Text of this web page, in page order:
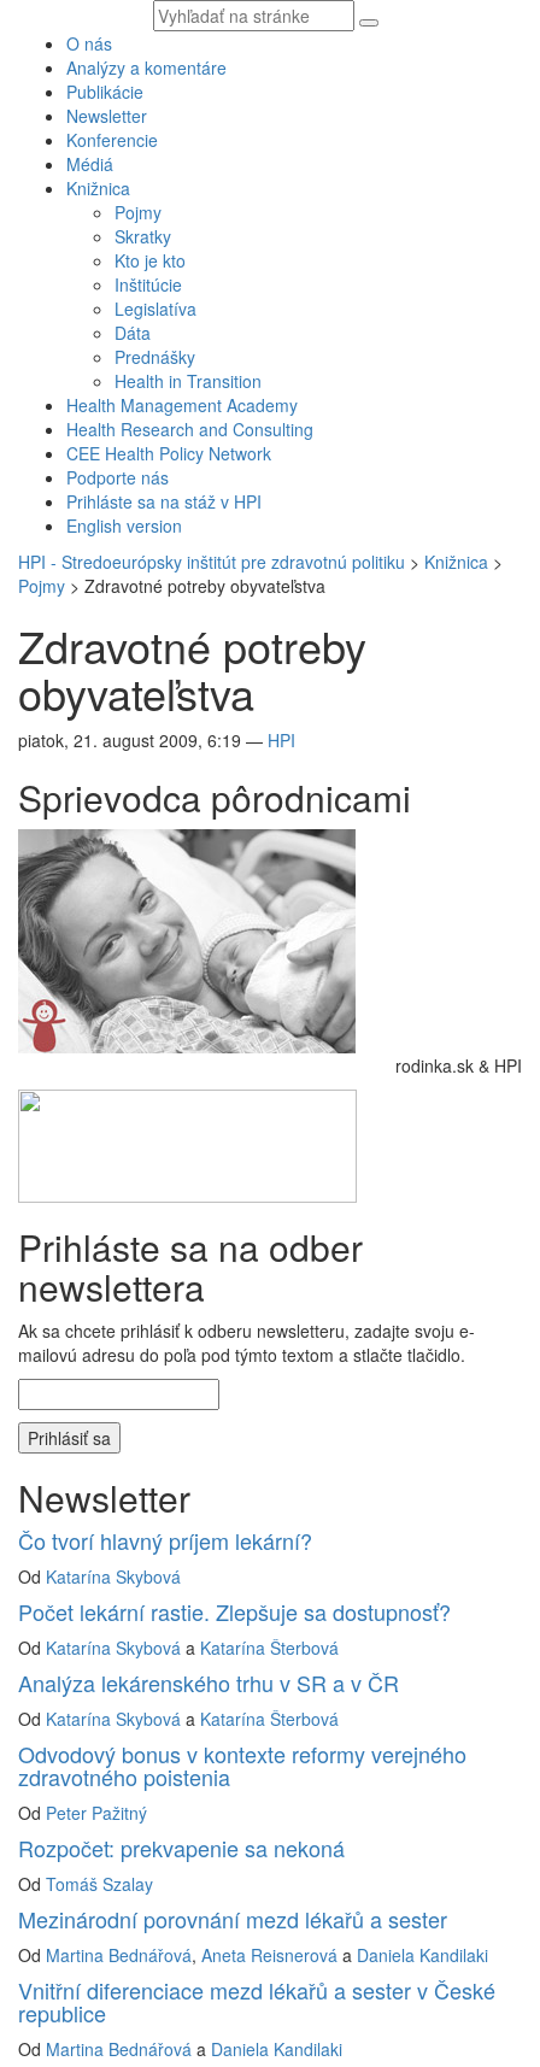
Vyhľadávaný
text
O nás
Analýzy a komentáre
Publikácie
Newsletter
Konferencie
Médiá
Knižnica
Pojmy
Skratky
Kto je kto
Inštitúcie
Legislatíva
Dáta
Prednášky
Health in Transition
Health Management Academy
Health Research and Consulting
CEE Health Policy Network
Podporte nás
Prihláste sa na stáž v HPI
English version
HPI - Stredoeurópsky inštitút pre zdravotnú politiku > Knižnica >
Pojmy > Zdravotné potreby obyvateľstva
Zdravotné potreby
obyvateľstva
piatok, 21. august 2009, 6:19 — HPI
Sprievodca pôrodnicami
rodinka.sk & HPI
Prihláste sa na odber
newslettera
Ak sa chcete prihlásiť k odberu newsletteru, zadajte svoju e-
mailovú adresu do poľa pod týmto textom a stlačte tlačidlo.
Newsletter
Čo tvorí hlavný príjem lekární?
Od Katarína Skybová
Počet lekární rastie. Zlepšuje sa dostupnosť?
Od Katarína Skybová a Katarína Šterbová
Analýza lekárenského trhu v SR a v ČR
Od Katarína Skybová a Katarína Šterbová
Odvodový bonus v kontexte reformy verejného
zdravotného poistenia
Od Peter Pažitný
Rozpočet: prekvapenie sa nekoná
Od Tomáš Szalay
Mezinárodní porovnání mezd lékařů a sester
Od Martina Bednářová, Aneta Reisnerová a Daniela Kandilaki
Vnitřní diferenciace mezd lékařů a sester v České
republice
Od Martina Bednářová a Daniela Kandilaki